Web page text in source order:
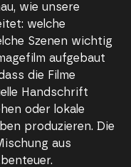
wie unsere
welche
Szenen wichtig
aufgebaut
die Filme
Handschrift
oder lokale
produzieren. Die
aus